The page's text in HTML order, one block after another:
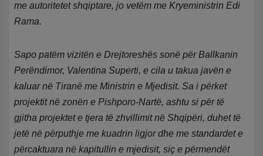
me autoritetet shqiptare, jo vetëm me Kryeministrin Edi
Rama.
Sapo patëm vizitën e Drejtoreshës sonë për Ballkanin
Perëndimor, Valentina Superti, e cila u takua javën e
kaluar në Tiranë me Ministrin e Mjedisit. Sa i përket
projektit në zonën e Pishporo-Nartë, ashtu si për të
gjitha projektet e tjera të zhvillimit në Shqipëri, duhet të
jetë në përputhje me kuadrin ligjor dhe me standardet e
përcaktuara në kapitullin e mjedisit, siç e përmendët